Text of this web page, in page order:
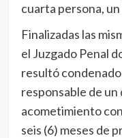
cuarta persona,
Finalizadas las
el Juzgado Penal
resultó
responsable de
acometimiento
seis (6) meses de